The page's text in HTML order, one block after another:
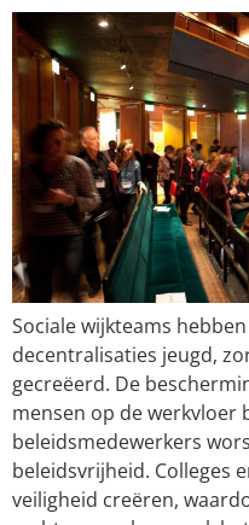
Sociale wijkteams
decentralisaties jeugd,
gecreëerd. De
mensen op de werkvloer
beleidsmedewerkers
beleidsvrijheid. Colleges
veiligheid creëren,